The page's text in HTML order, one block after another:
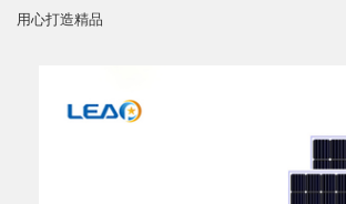
用心打造精品